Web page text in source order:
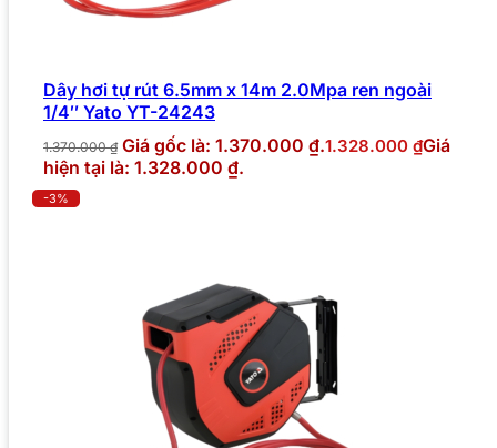
Dây hơi tự rút 6.5mm x 14m 2.0Mpa ren ngoài
1/4″ Yato YT-24243
1.370.000₫ Giá gốc là: 1.370.000 ₫.1.328.000 ₫Giá
hiện tại là: 1.328.000 ₫.
-3%